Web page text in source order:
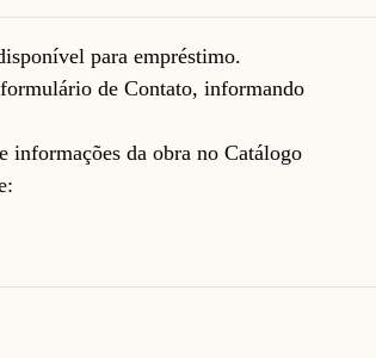
para empréstimo.
formulário deContato, informando
informações da obra no Catálogo